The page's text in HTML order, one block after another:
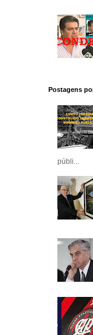
Postagens
públi...